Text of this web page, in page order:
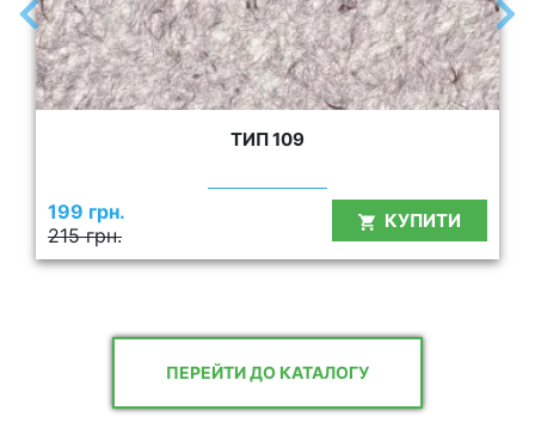
ТИП 109
215 грн.
199 грн. КУПИТИ
ПЕРЕЙТИ ДО КАТАЛОГУ